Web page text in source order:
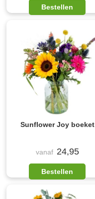
Bestellen
Sunflower Joy boeket
vanaf 24,95
Bestellen